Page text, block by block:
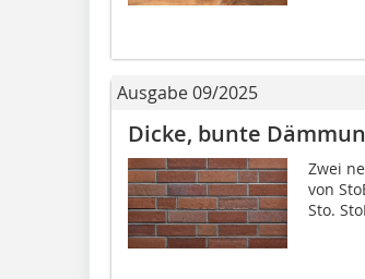
Ausgabe 09/2025
Dicke, bunte
Zwei
von
Sto.